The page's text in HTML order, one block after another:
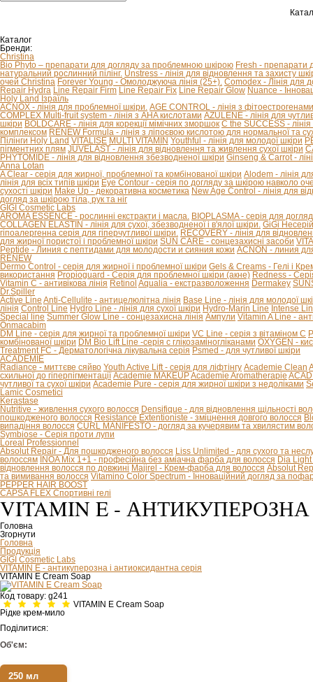
Каталог
Бренди:
Christina
Bio Phyto – препарати для догляду за проблемною шкірою Fresh - препарати
натуральний рослинний пілінг. Unstress - лінія для відновлення та захисту
очей Christina Forever Young - Омолоджуюча лінія (25+). Comodex - Лінія для
Repair Hydra Line Repair Firm Line Repair Fix Line Repair Glow Nuance -
Holy Land Ізраїль
ACNOX - лінія для проблемної шкіри. AGE CONTROL - лінія з
COMPLEX Multi-fruit system - лінія з AHA кислотами AZULENE - лінія для
шкіри BOLDCARE - лінія для корекції мімічних зморшок C the SUCCESS -
комплексом RENEW Formula - лінія з ліпоєвою кислотою для нормальної та
Пілінги Holy Land VITALISE MULTI VITAMIN Youthful - лінія для молодої шкіри
пігментних плям JUVELAST - лінія для відновлення та живлення сухої шкіри
PHYTOMIDE - лінія для відновлення збезводненої шкіри Ginseng & Carrot -
Anna Lotan
A Clear - серія для жирної, проблемної та комбінованої шкіри Alodem - лінія
лінія для всіх типів шкіри Eye Contour - серія по догляду за шкірою навколо
сухості шкіри Make Up - декоративна косметика New Age Control - лінія для
догляд за шкірою тіла, рук та ніг
GIGI Cosmetic Labs
AROMA ESSENCE - рослинні екстракти і масла. BIOPLASMA - серія для
COLLAGEN ELASTIN - лінія для сухої, збезводненої і в'ялої шкіри. GiGi
гіпоалергенна серія для гіперчутливої ​​шкіри. RECOVERY - лінія для
для жирної пористої і проблемної шкіри SUN CARE - сонцезахисні засоби
Peptide - Линия с пептидами для молодости и сияния кожи ACNON - линия
RENEW
Dermo Control - серія для жирної і проблемної шкіри Gels & Creams - Гелі і
використання Propioguard - Серія для проблемної шкіри (акне) Redness -
Vitamin C - антивікова лінія Retinol Aqualia - екстразволоження Dermakey
Dr.Spiller
Active Line Anti-Cellulite - антицелюлітна лінія Base Line - лінія для молодої
лінія Control Line Hydro Line - лінія для сухої шкіри Hydro-Marin Line Intense
Special line Summer Glow Line - сонцезахисна лінія Ампули Vitamin A Line -
Onmacabim
DM Line - серія для жирної та проблемної шкіри VC Line - серія з вітаміном С
комбінованої шкіри DM Bio Lift Line -cерія с глікозаміногліканами OXYGEN -
Treatment FC - Дерматологічна лікувальна серія Psmed - для чутливої шкіри
ACADEMIE
Radiance - миттєве сяйво Youth Active Lift - серія для ліфтінгу Academie Clean
схильної до гіперпігментації Academie MAKEUPAcademie Aromatherapie
чутливої та сухої шкіри Academie Pure - серія для жирної шкіри з недоліками
Lamic Cosmetici
Kerastase
Nutritive - живлення сухого волосся Densifique - для відновлення щільності
пошкодженого волосся Resistance Extentioniste - зміцнення довгого волосся
випадіння волосся CURL MANIFESTO - догляд за кучерявим та хвилястим
Symbiose - Серія проти лупи
Loreal Professionnel
Absolut Repair - Для пошкодженого волосся Liss Unlimited - для сухого та
волоссям INOA Mix 1+1 - професійна без аміачна фарба для волосся Dia Light
відновлення волосся по довжині Majirel - Крем-фарба для волосся Absolut
та вимивання волосся Vitamino Color Spectrum - Інноваційний догляд за
PEPPER HAIR BOOST
CAPSA FLEX Спортивні гелі
VITAMIN E -
Головна
Згорнути
Головна
Продукція
GIGI Cosmetic Labs
VITAMIN E - антикуперозна і антиоксидантна серія
VITAMIN E Cream Soap
Код товару: g241
VITAMIN E Cream Soap
Рідке крем-мило
Поділитися:
Об'єм:
250 мл